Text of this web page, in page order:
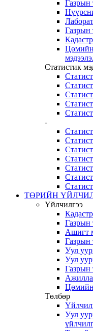
Газрын
Газрын
Цөмийн
Статистик
-
ТӨРИЙН
Үйлчилгээ
Газрын
Ашигт
Газрын
Уул
Уул
Газрын
Цөмийн
Төлбөр
Уул